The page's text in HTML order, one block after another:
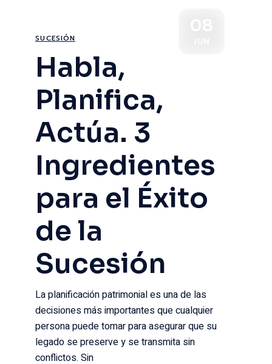
SUCESIÓN
Habla,
Planifica,
Actúa. 3
Ingredientes
para el Éxito
de la
Sucesión
La planificación patrimonial es una de las
decisiones más importantes que cualquier
persona puede tomar para asegurar que su
legado se preserve y se transmita sin
conflictos. Sin